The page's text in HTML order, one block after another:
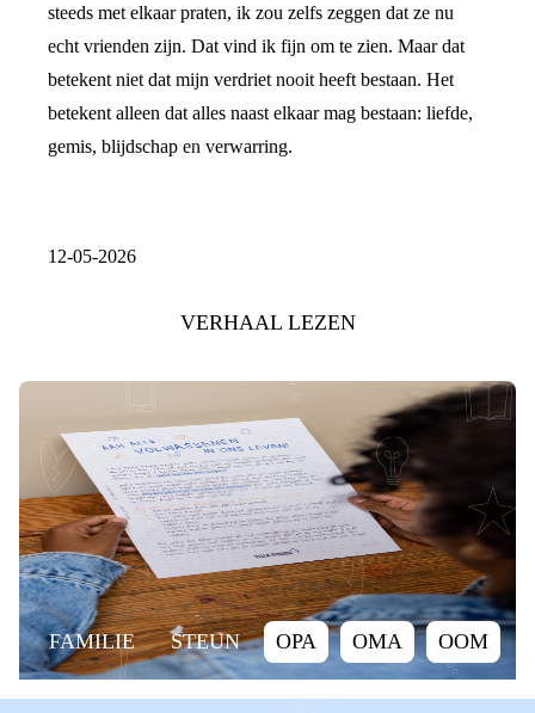
steeds met elkaar praten, ik zou zelfs zeggen dat ze nu
echt vrienden zijn. Dat vind ik fijn om te zien. Maar dat
betekent niet dat mijn verdriet nooit heeft bestaan. Het
betekent alleen dat alles naast elkaar mag bestaan: liefde,
gemis, blijdschap en verwarring.
12-05-2026
VERHAAL LEZEN
FAMILIE STEUN OPA OMA OOM
TANTE NEEF NICHT BUURMAN